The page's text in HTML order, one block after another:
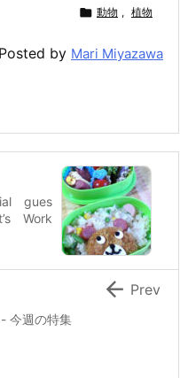
l
 動物 , 植物
Posted by Mari Miyazawa
gues
Work
今週の特集
 Prev